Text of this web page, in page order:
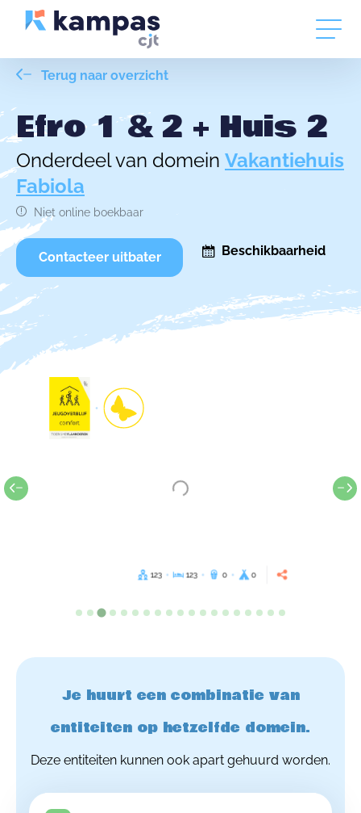
Terug naar overzicht
Efro 1 & 2 + Huis 2
Onderdeel van domein Vakantiehuis
Fabiola
Niet online boekbaar
Contacteer uitbater Beschikbaarheid
123 123 0 0
Je huurt een combinatie van
entiteiten op hetzelfde domein.
Deze entiteiten kunnen ook apart gehuurd worden.